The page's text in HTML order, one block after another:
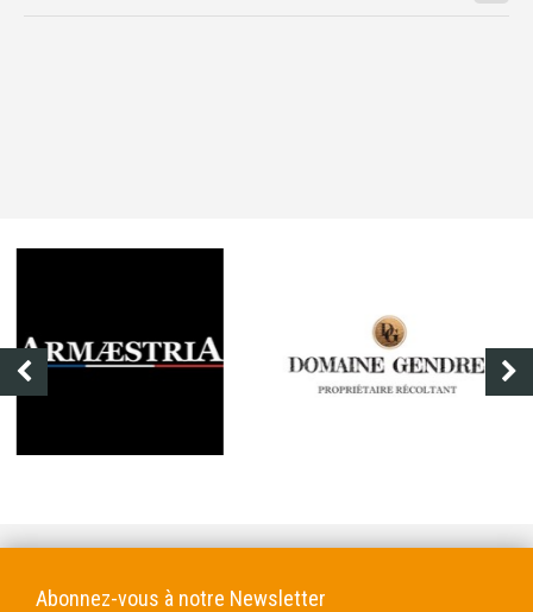
Abonnez-vous à notre Newsletter